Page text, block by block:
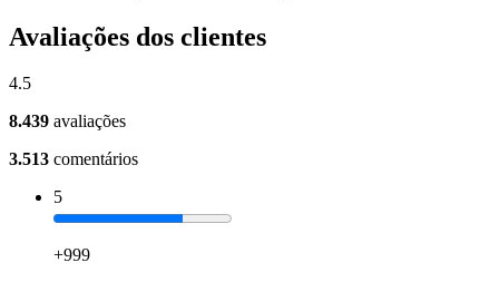
Avaliações dos clientes
4.5
8.439 avaliações
3.513 comentários
5
+999